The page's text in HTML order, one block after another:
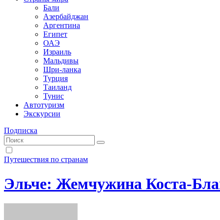
Бали
Азербайджан
Аргентина
Египет
ОАЭ
Израиль
Мальдивы
Шри-ланка
Турция
Таиланд
Тунис
Автотуризм
Экскурсии
Подписка
Путешествия по странам
Эльче: Жемчужина Коста-